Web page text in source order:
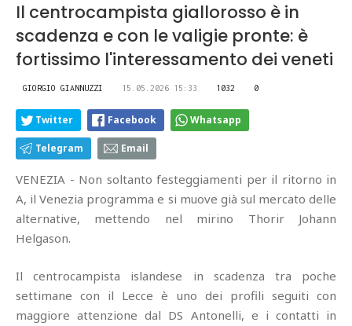
Il centrocampista giallorosso è in
scadenza e con le valigie pronte: è
fortissimo l'interessamento dei veneti
GIORGIO GIANNUZZI 15.05.2026 15:33 1032 0
Twitter Facebook Whatsapp
Telegram Email
VENEZIA - Non soltanto festeggiamenti per il ritorno in
A, il Venezia programma e si muove già sul mercato delle
alternative, mettendo nel mirino Thorir Johann
Helgason.
Il centrocampista islandese in scadenza tra poche
settimane con il Lecce è uno dei profili seguiti con
maggiore attenzione dal DS Antonelli, e i contatti in